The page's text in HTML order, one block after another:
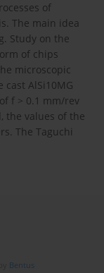
of
The main idea
Study on the
of chips
microscopic
AlSi10MG
f > 0.1 mm/rev
the values of the
The Taguchi
Bentus